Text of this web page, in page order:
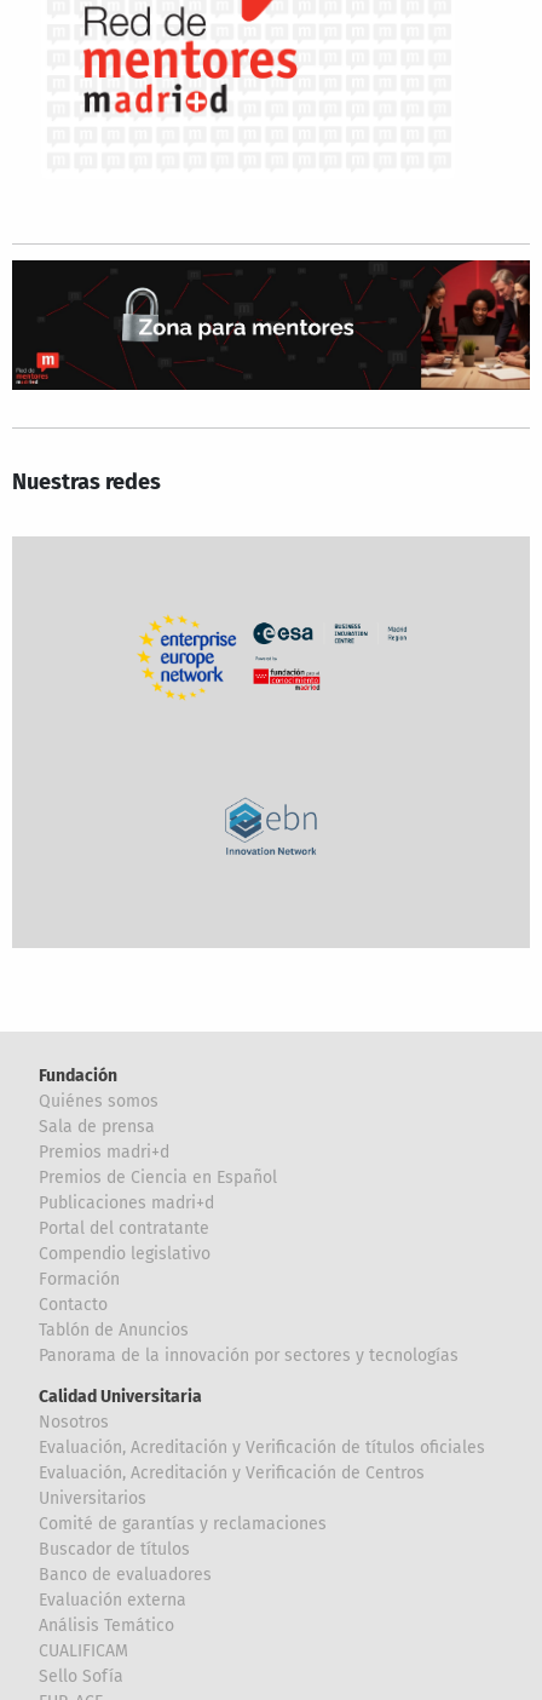
Nuestras redes
Fundación
Quiénes somos
Sala de prensa
Premios madri+d
Premios de Ciencia en Español
Publicaciones madri+d
Portal del contratante
Compendio legislativo
Formación
Contacto
Tablón de Anuncios
Panorama de la innovación por sectores y tecnologías
Calidad Universitaria
Nosotros
Evaluación, Acreditación y Verificación de títulos oficiales
Evaluación, Acreditación y Verificación de Centros
Universitarios
Comité de garantías y reclamaciones
Buscador de títulos
Banco de evaluadores
Evaluación externa
Análisis Temático
CUALIFICAM
Sello Sofía